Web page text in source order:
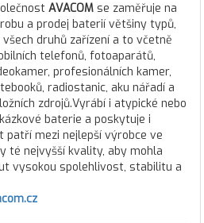
AVACOM se zaměřuje na
a prodej baterií většiny typů,
všech druhů zařízení a to včetně
telefonů, fotoaparátů,
profesionálních kamer,
radiostanic, aku nářadí a
zdrojů.Vyrábí i atypické nebo
baterie a poskytuje i
patří mezi nejlepší výrobce ve
té nejvyšší kvality, aby mohla
vysokou spolehlivost, stabilitu a